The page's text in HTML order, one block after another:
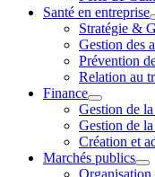
Santé en entreprise
Stratégie &
Gestion des
Prévention
Relation au
Finance
Gestion de
Gestion de
Création et
Marchés publics
Organisation